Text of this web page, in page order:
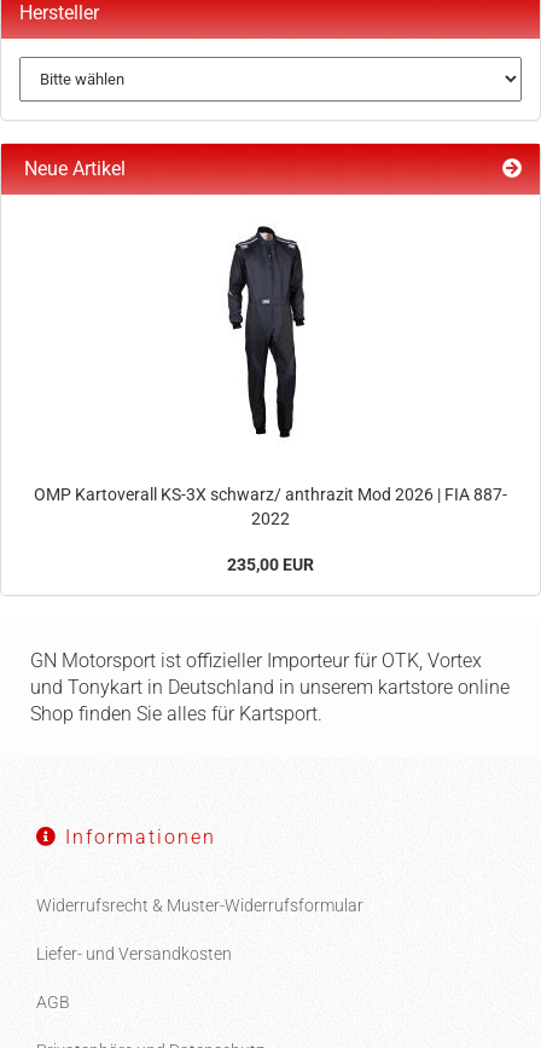
Hersteller
Neue Artikel
OMP Kartoverall KS-3X schwarz/ anthrazit Mod 2026 | FIA 887-
2022
235,00 EUR
GN Motorsport ist offizieller Importeur für OTK, Vortex
und Tonykart in Deutschland in unserem kartstore online
Shop finden Sie alles für Kartsport.
Informationen
Widerrufsrecht & Muster-Widerrufsformular
Liefer- und Versandkosten
AGB